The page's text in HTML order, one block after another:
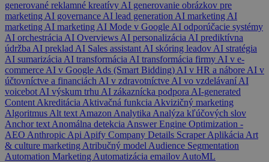
generované reklamné kreatívy AI generovanie obrázkov pre
marketing AI governance AI lead generation AI marketing AI
marketing AI marketing AI Mode v Google AI odporúčacie systémy
AI orchestrácia AI Overviews AI personalizácia AI prediktívna
údržba AI preklad AI Sales assistant AI skóring leadov AI stratégia
AI sumarizácia AI transformácia AI transformácia firmy AI v e-
commerce AI v Google Ads (Smart Bidding) AI v HR a nábore AI v
účtovníctve a financiách AI v zdravotníctve AI vo vzdelávaní AI
voicebot AI výskum trhu AI zákaznícka podpora AI-generated
Content Akreditácia Aktivačná funkcia Akvizičný marketing
Algoritmus Alt text Amazon Analytika Analýza kľúčových slov
Anchor text Anomálna detekcia Answer Engine Optimization -
AEO Anthropic Api Apify Company Details ScraperAplikácia Art
& culture marketing Atribučný model Audience Segmentation
Automation Marketing Automatizácia emailov AutoML